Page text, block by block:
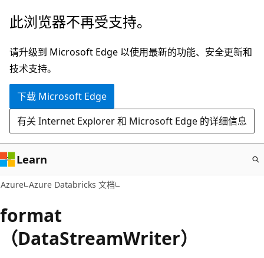
跳
主
要
内
此浏览器不再受支持。
请升级到 Microsoft Edge 以使用最新的功能、安全更新和
技术支持。
下载 Microsoft Edge
有关 Internet Explorer 和 Microsoft Edge 的详细信息
Learn
Azure Azure Databricks 文档
format
（DataStreamWriter）